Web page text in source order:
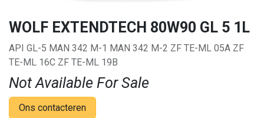
WOLF EXTENDTECH 80W90 GL 5 1L
API GL-5 MAN 342 M-1 MAN 342 M-2 ZF TE-ML 05A ZF
TE-ML 16C ZF TE-ML 19B
Not Available For Sale
Ons contacteren